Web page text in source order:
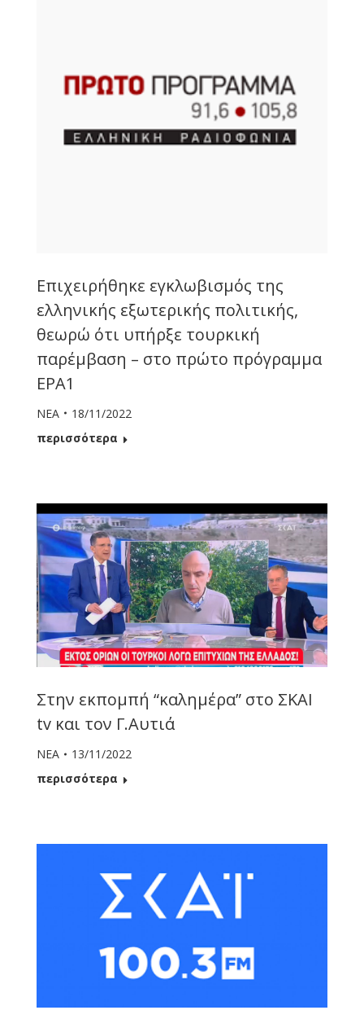
Επιχειρήθηκε εγκλωβισμός της
ελληνικής εξωτερικής πολιτικής,
θεωρώ ότι υπήρξε τουρκική
παρέμβαση – στο πρώτο πρόγραμμα
ΕΡΑ1
ΝΕΑ
18/11/2022
περισσότερα
Στην εκπομπή “καλημέρα” στο ΣΚΑΙ
tv και τον Γ.Αυτιά
ΝΕΑ
13/11/2022
περισσότερα